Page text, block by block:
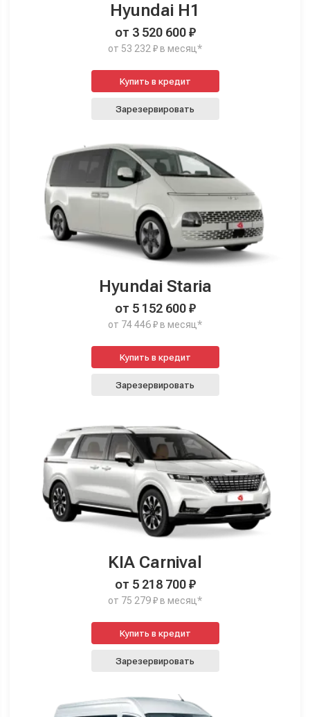
Hyundai H1
от 3 520 600 ₽
от 53 232 ₽ в месяц*
Купить в кредит
Зарезервировать
Hyundai Staria
от 5 152 600 ₽
от 74 446 ₽ в месяц*
Купить в кредит
Зарезервировать
KIA Carnival
от 5 218 700 ₽
от 75 279 ₽ в месяц*
Купить в кредит
Зарезервировать